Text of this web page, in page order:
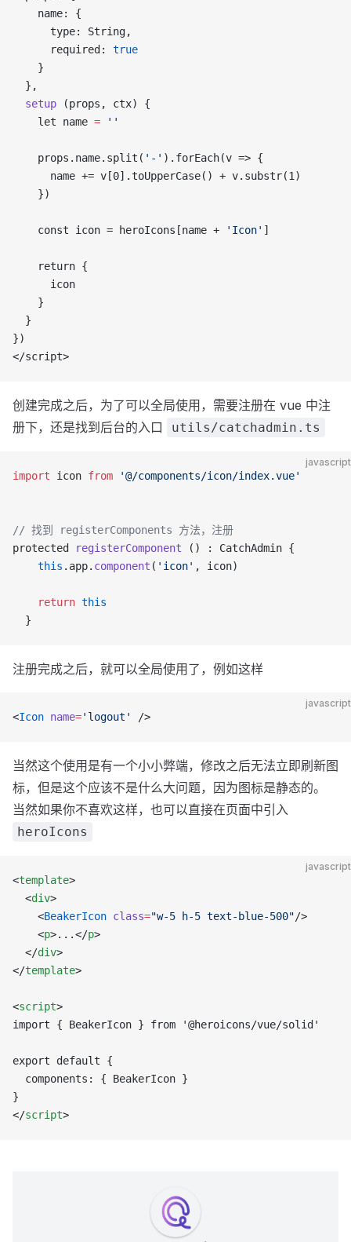
    name: {
      type: String,
      required:
true
    }
  },
  setup
(props, ctx) {
    let name
= ''
    props.name.split(
'-' ).forEach(v => {
      name += v[0].toUpperCase() + v.substr(1)
    })
    const icon = heroIcons[name +
'Icon' ]
    return {
      icon
    }
  }
})
</script>
创建完成之后，为了可以全局使用，需要注册在 vue 中注
册下，还是找到后台的入口
utils/catchadmin.ts
javascript
import icon from '@/components/icon/index.vue'
// 找到 registerComponents 方法，注册
protected
registerComponent () : CatchAdmin {
    this
.app. component ( 'icon' , icon)
    return
this
  }
注册完成之后，就可以全局使用了，例如这样
javascript
<Icon name='logout' />
当然这个使用是有一个小小弊端，修改之后无法立即刷新图
标，但是这个应该不是什么大问题，因为图标是静态的。
当然如果你不喜欢这样，也可以直接在页面中引入
heroIcons
javascript
<template>
  <
div>
    <
BeakerIcon class="w-5 h-5 text-blue-500"/>
    <
p>...</p>
  </
div>
</template>
<script>
import { BeakerIcon } from '@heroicons/vue/solid'
export default {
  components: { BeakerIcon }
}
</script>